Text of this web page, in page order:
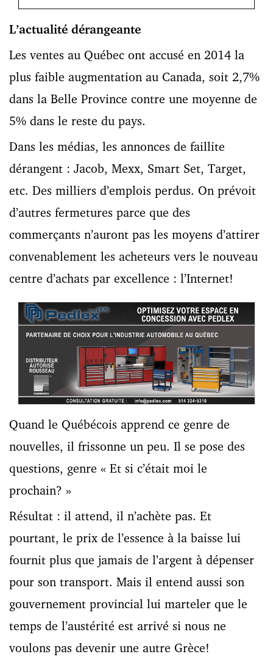
L’actualité dérangeante
Les ventes au Québec ont accusé en 2014 la
plus faible augmentation au Canada, soit 2,7%
dans la Belle Province contre une moyenne de
5% dans le reste du pays.
Dans les médias, les annonces de faillite
dérangent : Jacob, Mexx, Smart Set, Target,
etc. Des milliers d’emplois perdus. On prévoit
d’autres fermetures parce que des
commerçants n’auront pas les moyens d’attirer
convenablement les acheteurs vers le nouveau
centre d’achats par excellence : l’Internet!
Quand le Québécois apprend ce genre de
nouvelles, il frissonne un peu. Il se pose des
questions, genre « Et si c’était moi le
prochain? »
Résultat : il attend, il n’achète pas. Et
pourtant, le prix de l’essence à la baisse lui
fournit plus que jamais de l’argent à dépenser
pour son transport. Mais il entend aussi son
gouvernement provincial lui marteler que le
temps de l’austérité est arrivé si nous ne
voulons pas devenir une autre Grèce!